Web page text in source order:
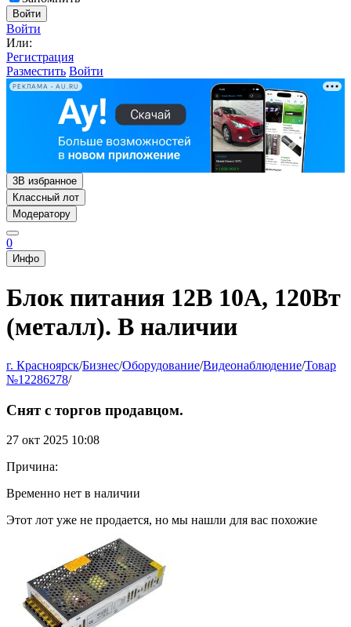
Войти
Войти
Или:
Регистрация
Разместить Войти
РЕКЛАМА • AU.RU
3В избранное
Классный лот
Модератору
0
Инфо
Блок питания 12В 10А, 120Вт
(металл). В наличии
г. Красноярск/Бизнес/Оборудование/Видеонаблюдение/Товар
№12286278/
Снят с торгов продавцом.
27 окт 2025 10:08
Причина:
Временно нет в наличии
Этот лот уже не продается, но мы нашли для вас похожие